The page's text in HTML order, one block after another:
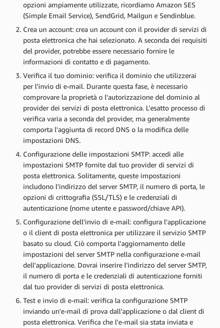
opzioni ampiamente utilizzate, ricordiamo Amazon SES
(Simple Email Service), SendGrid, Mailgun e Sendinblue.
Crea un account: crea un account con il provider di servizi di
posta elettronica che hai selezionato. A seconda dei requisiti
del provider, potrebbe essere necessario fornire le
informazioni di contatto e di pagamento.
Verifica il tuo dominio: verifica il dominio che utilizzerai
per l'invio di e-mail. Durante questa fase, è necessario
comprovare la proprietà o l'autorizzazione del dominio al
provider dei servizi di posta elettronica. L'esatto processo di
verifica varia a seconda del provider, ma generalmente
comporta l'aggiunta di record DNS o la modifica delle
impostazioni DNS.
Configurazione delle impostazioni SMTP: accedi alle
impostazioni SMTP fornite dal tuo provider di servizi di
posta elettronica. Solitamente, queste impostazioni
includono l'indirizzo del server SMTP, il numero di porta, le
opzioni di crittografia (SSL/TLS) e le credenziali di
autenticazione (nome utente e password/chiave API).
Configurazione dell'invio di e-mail: configura l'applicazione
o il client di posta elettronica per utilizzare il servizio SMTP
basato su cloud. Ciò comporta l'aggiornamento delle
impostazioni del server SMTP nella configurazione e-mail
dell'applicazione. Dovrai inserire l'indirizzo del server SMTP,
il numero di porta e le credenziali di autenticazione forniti
dal tuo provider di servizi di posta elettronica.
Test e invio di e-mail: verifica la configurazione SMTP
inviando un'e-mail di prova dall'applicazione o dal client di
posta elettronica. Verifica che l'e-mail sia stata inviata e